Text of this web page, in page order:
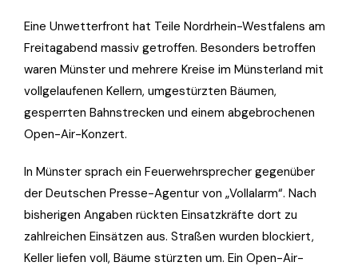
Eine Unwetterfront hat Teile Nordrhein-Westfalens am
Freitagabend massiv getroffen. Besonders betroffen
waren Münster und mehrere Kreise im Münsterland mit
vollgelaufenen Kellern, umgestürzten Bäumen,
gesperrten Bahnstrecken und einem abgebrochenen
Open-Air-Konzert.
In Münster sprach ein Feuerwehrsprecher gegenüber
der Deutschen Presse-Agentur von „Vollalarm“. Nach
bisherigen Angaben rückten Einsatzkräfte dort zu
zahlreichen Einsätzen aus. Straßen wurden blockiert,
Keller liefen voll, Bäume stürzten um. Ein Open-Air-